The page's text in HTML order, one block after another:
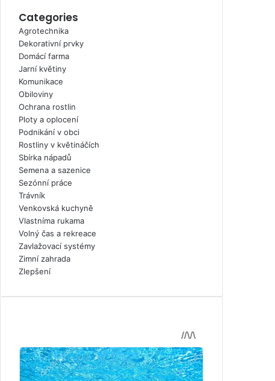
Categories
Agrotechnika
Dekorativní prvky
Domácí farma
Jarní květiny
Komunikace
Obiloviny
Ochrana rostlin
Ploty a oplocení
Podnikání v obci
Rostliny v květináčích
Sbírka nápadů
Semena a sazenice
Sezónní práce
Trávník
Venkovská kuchyně
Vlastníma rukama
Volný čas a rekreace
Zavlažovací systémy
Zimní zahrada
Zlepšení